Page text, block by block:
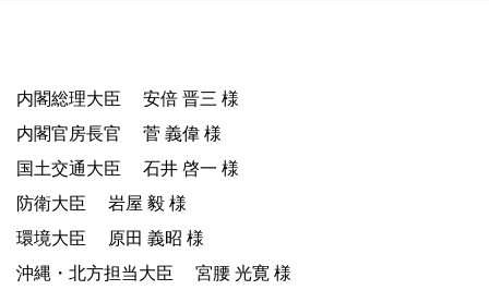
内閣総理大臣 安倍 晋三 様
内閣官房長官 菅 義偉 様
国土交通大臣 石井 啓一 様
防衛大臣 岩屋 毅 様
環境大臣 原田 義昭 様
沖縄・北方担当大臣 宮腰 光寛 様